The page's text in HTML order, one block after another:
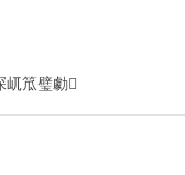
屼笟璧勮